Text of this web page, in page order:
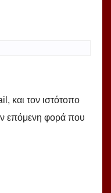
και τον ιστότοπο
επόμενη φορά που